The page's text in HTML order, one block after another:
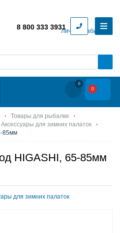
Личный кабинет
8 800 333 3931
0
0
Товары для рыбалки
Аксессуары для зимних палаток
85мм
HIGASHI, 65-85мм
для зимних палаток